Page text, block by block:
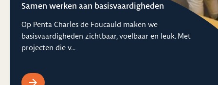
Samen werken aan basisvaardigheden
Op Penta Charles de Foucauld maken we
basisvaardigheden zichtbaar, voelbaar en leuk. Met
projecten die v...